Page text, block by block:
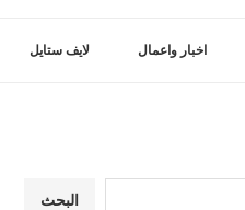
اخبار واعمال لايف ستايل
البحث